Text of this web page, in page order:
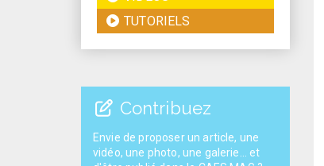
TUTORIELS
Contribuez
Envie de proposer un article, une
vidéo, une photo, une galerie... et